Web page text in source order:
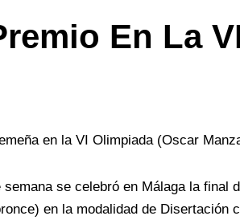
En La
en la VI Olimpiada (Oscar
semana se celebró en Málaga la final
en la modalidad de Disertación